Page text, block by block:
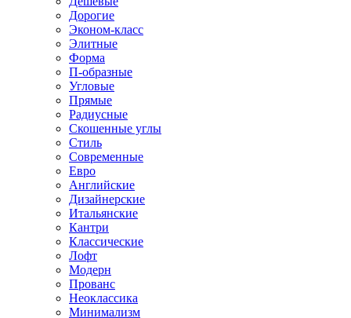
Дорогие
Эконом-класс
Элитные
Форма
П-образные
Угловые
Прямые
Радиусные
Скошенные углы
Стиль
Современные
Евро
Английские
Дизайнерские
Итальянские
Кантри
Классические
Лофт
Модерн
Прованс
Неоклассика
Минимализм